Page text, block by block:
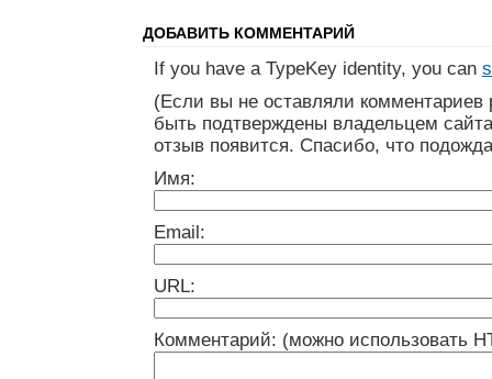
ДОБАВИТЬ КОММЕНТАРИЙ
If you have a TypeKey identity, you can
(Если вы не оставляли
быть подтверждены владельцем
отзыв появится. Спасибо, что
Имя:
Email:
URL:
Комментарий: (можно использовать